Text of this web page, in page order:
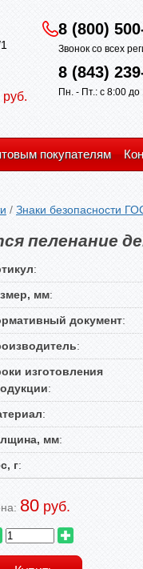
8 (800)
Звонок со всех
8 (843)
Пн. - Пт.: с 8:00 до
покупателям
/ Знаки безопасности
пеленание
:
мм:
документ:
:
изготовления
:
:
мм:
г:
80 руб.